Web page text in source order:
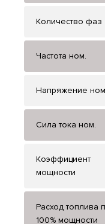
Количество фаз
Частота ном.
Напряжение
Сила тока ном.
Коэффициент
мощности
Расход топлива
100% мощности